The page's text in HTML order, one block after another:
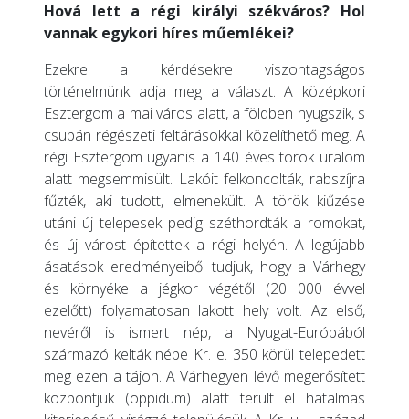
Hová lett a régi királyi székváros? Hol
vannak egykori híres műemlékei?
Ezekre a kérdésekre viszontagságos
történelmünk adja meg a választ. A középkori
Esztergom a mai város alatt, a földben nyugszik, s
csupán régészeti feltárásokkal közelíthető meg. A
régi Esztergom ugyanis a 140 éves török uralom
alatt megsemmisült. Lakóit felkoncolták, rabszíjra
fűzték, aki tudott, elmenekült. A török kiűzése
utáni új telepesek pedig széthordták a romokat,
és új várost építettek a régi helyén. A legújabb
ásatások eredményeiből tudjuk, hogy a Várhegy
és környéke a jégkor végétől (20 000 évvel
ezelőtt) folyamatosan lakott hely volt. Az első,
nevéről is ismert nép, a Nyugat-Európából
származó kelták népe Kr. e. 350 körül telepedett
meg ezen a tájon. A Várhegyen lévő megerősített
központjuk (oppidum) alatt terült el hatalmas